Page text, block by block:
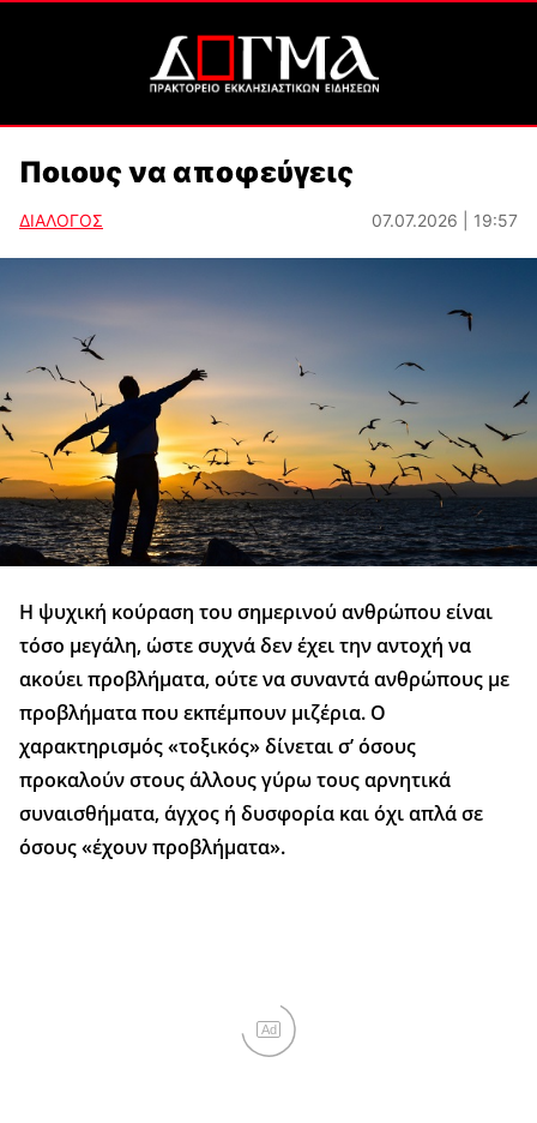
Ποιους να αποφεύγεις
ΔΙΑΛΟΓΟΣ 07.07.2026 | 19:57
Η ψυχική κούραση του σημερινού ανθρώπου είναι
τόσο μεγάλη, ώστε συχνά δεν έχει την αντοχή να
ακούει προβλήματα, ούτε να συναντά ανθρώπους με
προβλήματα που εκπέμπουν μιζέρια. Ο
χαρακτηρισμός «τοξικός» δίνεται σ’ όσους
προκαλούν στους άλλους γύρω τους αρνητικά
συναισθήματα, άγχος ή δυσφορία και όχι απλά σε
όσους «έχουν προβλήματα».
Ad